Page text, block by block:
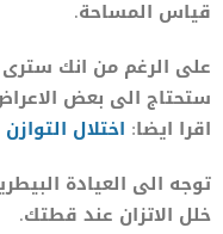
قياس المساحة.
على الرغم من انك
ستحتاج الى بعض
اقرا ايضا: اختلال
توجه الى العيادة
خلل الاتزان عند قطتك.